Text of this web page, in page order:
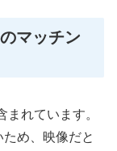
マッチン
れています。
め、映像だと